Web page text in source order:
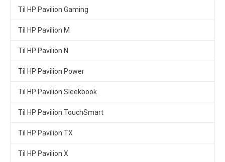
Til HP Pavilion Gaming
Til HP Pavilion M
Til HP Pavilion N
Til HP Pavilion Power
Til HP Pavilion Sleekbook
Til HP Pavilion TouchSmart
Til HP Pavilion TX
Til HP Pavilion X